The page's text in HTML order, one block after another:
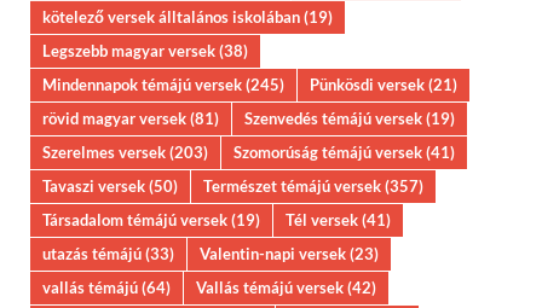
kötelező versek álltalános iskolában(19)
Legszebb magyar versek(38)
Mindennapok témájú versek(245) Pünkösdi versek(21)
rövid magyar versek(81) Szenvedés témájú versek(19)
Szerelmes versek(203) Szomorúság témájú versek(41)
Tavaszi versek(50) Természet témájú versek(357)
Társadalom témájú versek(19) Tél versek(41)
utazás témájú(33) Valentin-napi versek(23)
vallás témájú(64) Vallás témájú versek(42)